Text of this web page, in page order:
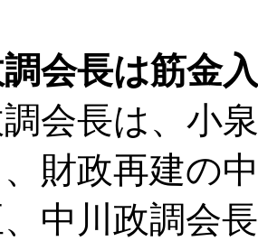
調会長は筋金
会長は、小
財政再建の
中川政調会